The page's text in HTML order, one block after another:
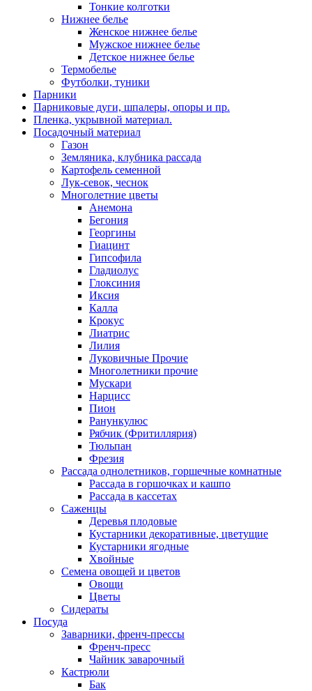
Тонкие колготки
Нижнее белье
Женское нижнее белье
Мужское нижнее белье
Детское нижнее белье
Термобелье
Футболки, туники
Парники
Парниковые дуги, шпалеры, опоры и пр.
Пленка, укрывной материал.
Посадочный материал
Газон
Земляника, клубника рассада
Картофель семенной
Лук-севок, чеснок
Многолетние цветы
Анемона
Бегония
Георгины
Гиацинт
Гипсофила
Гладиолус
Глоксиния
Иксия
Калла
Крокус
Лиатрис
Лилия
Луковичные Прочие
Многолетники прочие
Мускари
Нарцисс
Пион
Ранункулюс
Рябчик (Фритиллярия)
Тюльпан
Фрезия
Рассада однолетников, горшечные комнатные
Рассада в горшочках и кашпо
Рассада в кассетах
Саженцы
Деревья плодовые
Кустарники декоративные, цветущие
Кустарники ягодные
Хвойные
Семена овощей и цветов
Овощи
Цветы
Сидераты
Посуда
Заварники, френч-прессы
Френч-пресс
Чайник заварочный
Кастрюли
Бак